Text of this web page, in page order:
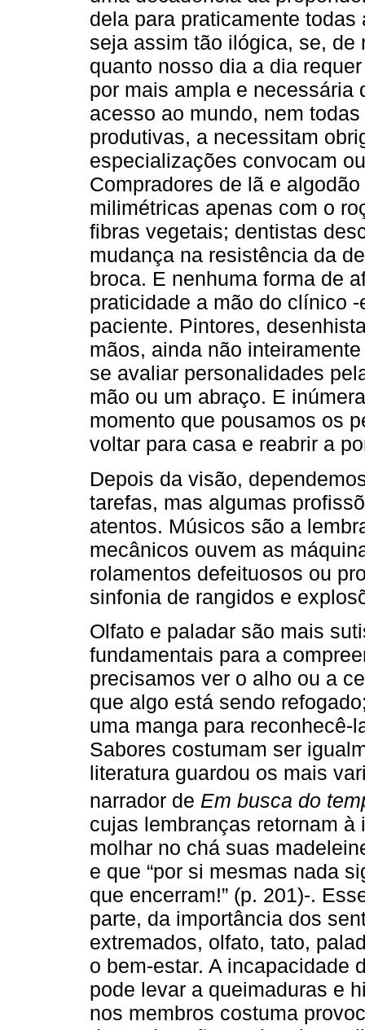
dela para praticamente
seja assim tão ilógica, se,
quanto nosso dia a dia
por mais ampla e necessária
acesso ao mundo, nem
produtivas, a necessitam
especializações convocam
Compradores de lã e
milimétricas apenas com o
fibras vegetais; dentistas
mudança na resistência da
broca. E nenhuma forma de
praticidade a mão do clínico
paciente. Pintores,
mãos, ainda não
se avaliar personalidades
mão ou um abraço. E
momento que pousamos os
voltar para casa e reabrir a
Depois da visão,
tarefas, mas algumas
atentos. Músicos são a
mecânicos ouvem as
rolamentos defeituosos ou
sinfonia de rangidos e
Olfato e paladar são mais
fundamentais para a
precisamos ver o alho ou a
que algo está sendo
uma manga para reconhecê-
Sabores costumam ser
literatura guardou os mais
narrador de Em busca do
cujas lembranças retornam
molhar no chá suas
e que “por si mesmas nada
que encerram!” (p. 201)-.
parte, da importância dos
extremados, olfato, tato,
o bem-estar. A incapacidade
pode levar a queimaduras e
nos membros costuma